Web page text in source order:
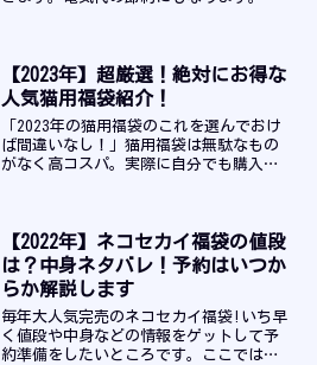
【2023年】超厳選！絶対にお得な
人気猫用福袋紹介！
「2023年の猫用福袋のこれを選んでおけ
ば間違いなし！」猫用福袋は無駄なもの
がなく高コスパ。実際に自分でも購入し
【2022年】ネコセカイ福袋の値段
は？中身ネタバレ！予約はいつか
らか解説します
毎年大人気完売のネコセカイ福袋!いち早
く値段や中身などの情報をゲットして予
約準備をしたいところです。ここでは、